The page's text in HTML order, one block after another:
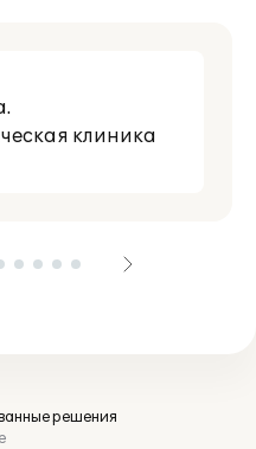
клиника
решения